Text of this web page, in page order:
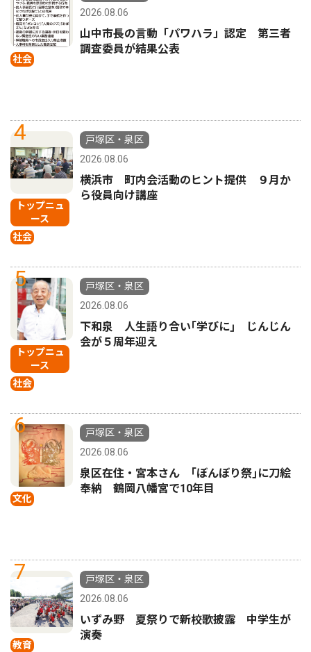
社会
2026.08.06
山中市長の言動「パワハラ」認定 第三者
調査委員が結果公表
4
トップニュ
ース
社会
戸塚区・泉区
2026.08.06
横浜市 町内会活動のヒント提供 ９月か
ら役員向け講座
5
トップニュ
ース
社会
戸塚区・泉区
2026.08.06
下和泉 人生語り合い｢学びに｣ じんじん
会が５周年迎え
6
文化
戸塚区・泉区
2026.08.06
泉区在住・宮本さん ｢ぼんぼり祭｣に刀絵
奉納 鶴岡八幡宮で10年目
7
教育
戸塚区・泉区
2026.08.06
いずみ野 夏祭りで新校歌披露 中学生が
演奏